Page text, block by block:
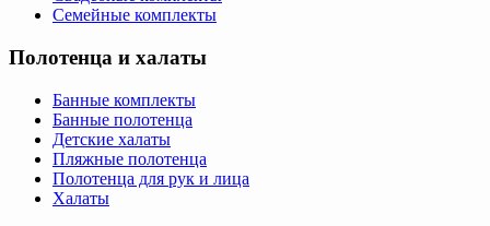
Семейные комплекты
Полотенца и халаты
Банные комплекты
Банные полотенца
Детские халаты
Пляжные полотенца
Полотенца для рук и лица
Халаты